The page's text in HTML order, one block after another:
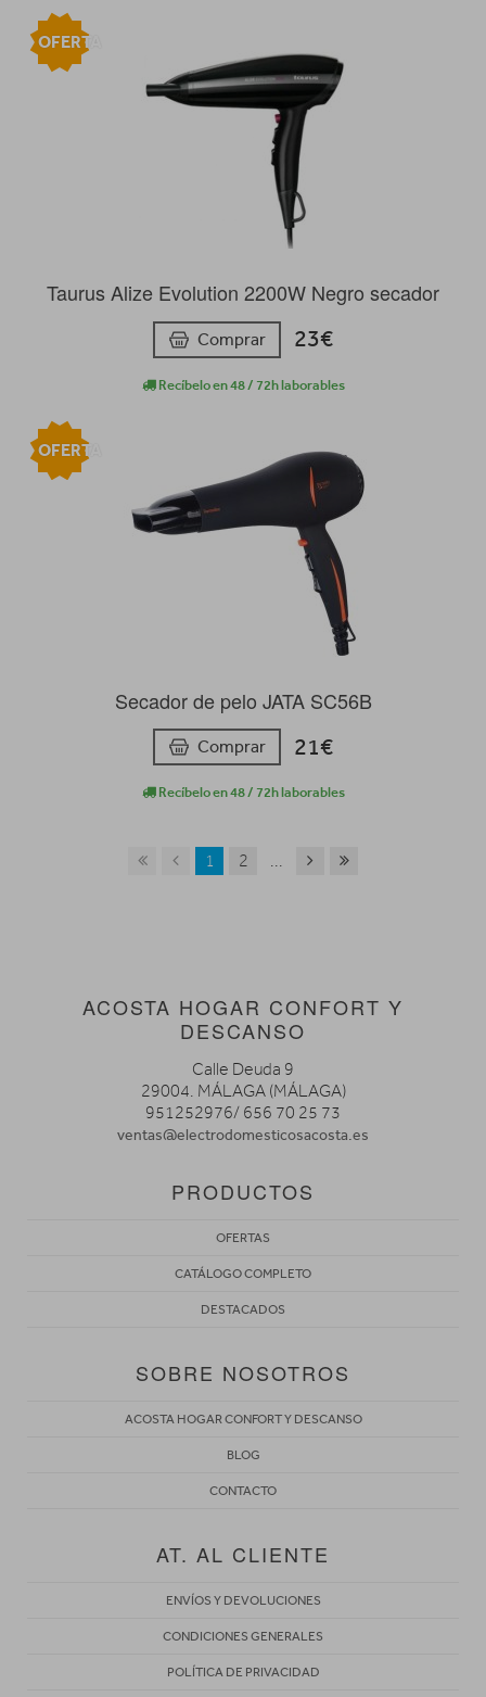
Taurus Alize Evolution 2200W Negro secador
Comprar 23€
Recíbelo en 48 / 72h laborables
OFERTA
Secador de pelo JATA SC56B
Comprar 21€
Recíbelo en 48 / 72h laborables
OFERTA
1 2 ...
ACOSTA HOGAR CONFORT Y
DESCANSO
Calle Deuda 9
29004. MÁLAGA (MÁLAGA)
951252976/ 656 70 25 73
ventas@electrodomesticosacosta.es
PRODUCTOS
OFERTAS
CATÁLOGO COMPLETO
DESTACADOS
SOBRE NOSOTROS
ACOSTA HOGAR CONFORT Y DESCANSO
BLOG
CONTACTO
AT. AL CLIENTE
ENVÍOS Y DEVOLUCIONES
CONDICIONES GENERALES
POLÍTICA DE PRIVACIDAD